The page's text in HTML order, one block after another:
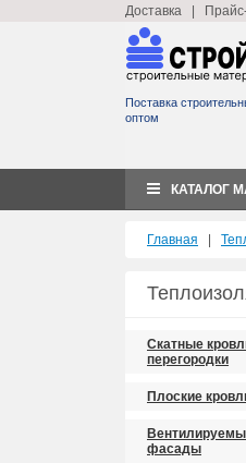
Доставка
Поставка
оптом
КАТАЛОГ
Главная
Скатные
перегородки
Плоские
фасады